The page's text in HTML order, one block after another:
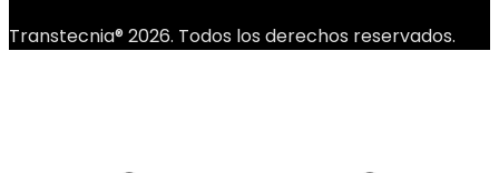
Transtecnia® 2026. Todos los derechos reservados.